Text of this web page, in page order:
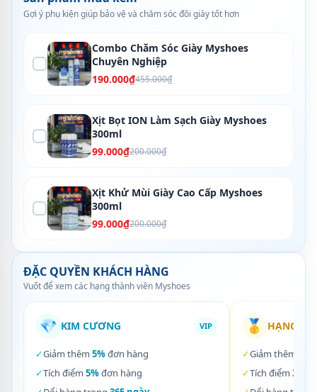
Gợi ý phụ kiện giúp bảo vệ và chăm sóc đôi giày tốt hơn
Combo Chăm Sóc Giày Myshoes
Chuyên Nghiệp
190.000₫455.000₫
Xịt Bọt ION Làm Sạch Giày Myshoes
300ml
99.000₫200.000₫
Xịt Khử Mùi Giày Cao Cấp Myshoes
300ml
99.000₫200.000₫
ĐẶC QUYỀN KHÁCH HÀNG
Vuốt để xem các hạng thành viên Myshoes
💎 KIM CƯƠNG VIP
✓Giảm thêm 5%đơn hàng
✓Tích điểm 5%đơn hàng
🥇 HẠNG
✓Giảm thêm
✓Tích điểm 3%